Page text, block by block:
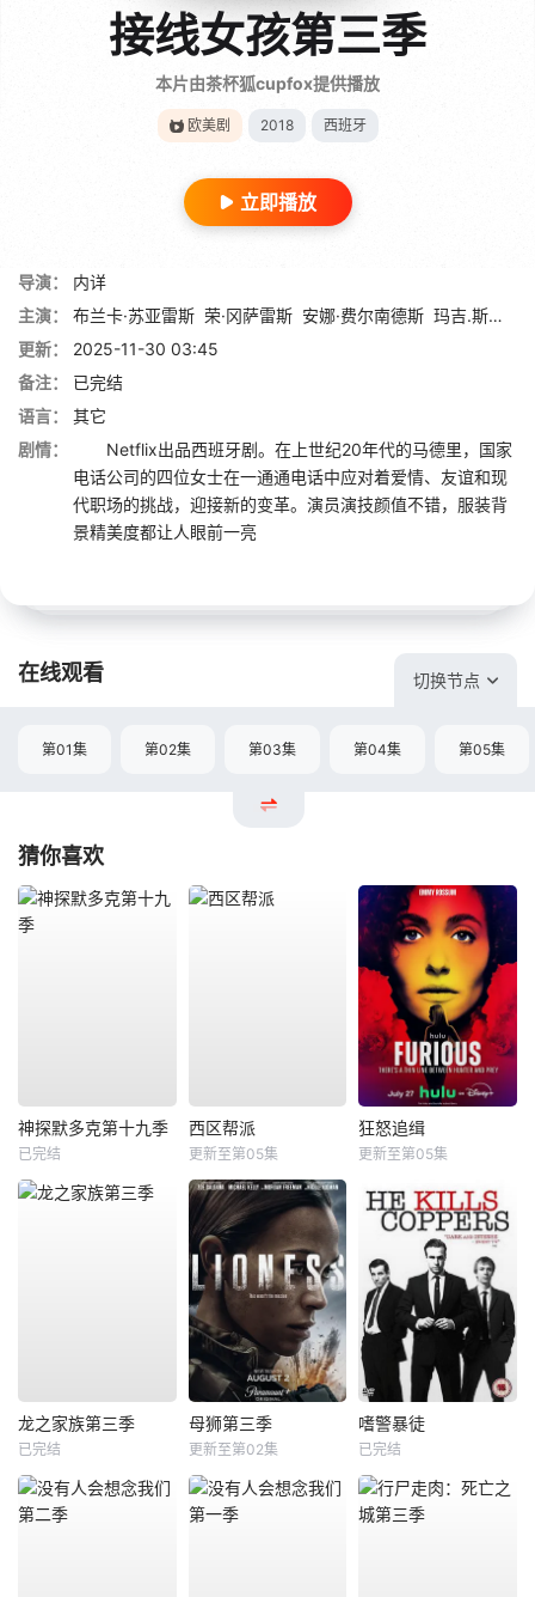
接线女孩第三季
本片由茶杯狐cupfox提供播放
欧美剧 2018 西班牙
立即播放
导演：
内详
主演：
布兰卡·苏亚雷斯 荣·冈萨雷斯 安娜·费尔南德斯 玛吉.斯班多斯
更新：
2025-11-30 03:45
备注：
已完结
语言：
其它
剧情：
Netflix出品西班牙剧。在上世纪20年代的马德里，国家
电话公司的四位女士在一通通电话中应对着爱情、友谊和现
代职场的挑战，迎接新的变革。演员演技颜值不错，服装背
景精美度都让人眼前一亮
在线观看 切换节点
第01集 第02集 第03集 第04集 第05集
猜你喜欢
神探默多克第十九季
已完结
西区帮派
更新至第05集
狂怒追缉
更新至第05集
龙之家族第三季
已完结
母狮第三季
更新至第02集
嗜警暴徒
已完结